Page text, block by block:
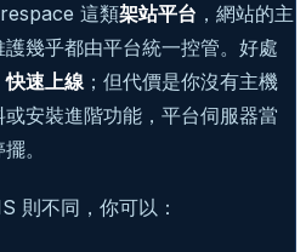
這類架站平台 ，網站的主
幾乎都由平台統一控管。好處
快速上線 ；但代價是你沒有主機
安裝進階功能，平台伺服器當
。
則不同，你可以：